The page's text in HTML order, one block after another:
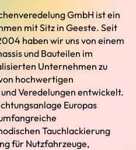
GmbH ist ein
mit Sitz in Geeste. Seit
haben wir uns von einem
und Bauteilen im
Unternehmen zu
hochwertigen
Veredelungen entwickelt.
Europas
Tauchlackierung
für Nutzfahrzeuge,